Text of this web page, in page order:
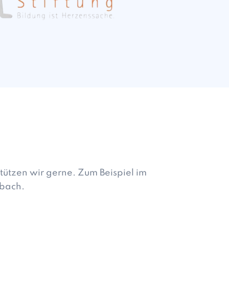
wir gerne. Zum Beispiel im